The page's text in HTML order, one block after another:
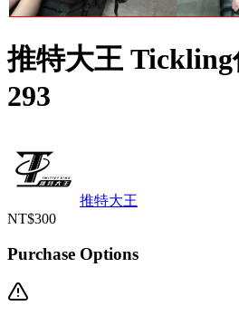
推特大王
293
推特大王
NT$300
Purchase Options